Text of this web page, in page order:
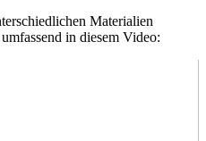
Materialien
in diesem Video: